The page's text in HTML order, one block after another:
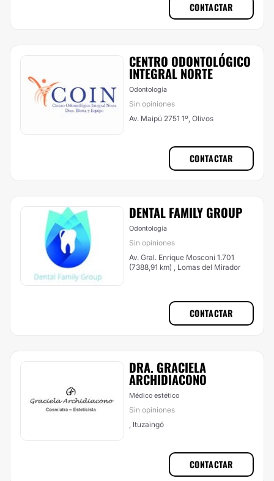
CONTACTAR
CENTRO ODONTOLÓGICO
INTEGRAL NORTE
Odontología
Sin opiniones
Av. Maipú 2751 1º, Olivos
CONTACTAR
DENTAL FAMILY GROUP
Odontología
Sin opiniones
Av. Gral. Enrique Mosconi 1.701
(7388,91 km) , Lomas del Mirador
CONTACTAR
DRA. GRACIELA
ARCHIDIACONO
Médico estético
Sin opiniones
, Ituzaingó
CONTACTAR